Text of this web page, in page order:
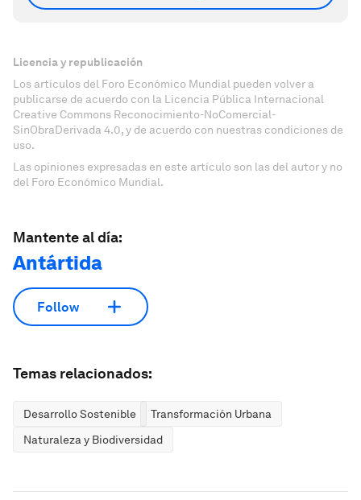
Licencia y republicación
Los artículos del Foro Económico Mundial pueden volver a
publicarse de acuerdo con la Licencia Pública Internacional
Creative Commons Reconocimiento-NoComercial-
SinObraDerivada 4.0, y de acuerdo con nuestras condiciones de
uso.
Las opiniones expresadas en este artículo son las del autor y no
del Foro Económico Mundial.
Mantente al día:
Antártida
Follow
Temas relacionados:
Desarrollo Sostenible
Transformación Urbana
Naturaleza y Biodiversidad